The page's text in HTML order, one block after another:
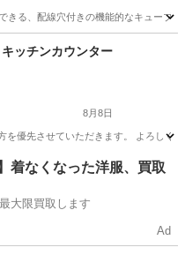
きる、配線穴付きの機能的なキューブ
キッチンカウンター
8月8日
を優先させていただきます。 よろしく
ッチンカウンター
着なくなった洋服、買取
大限買取します
Ad